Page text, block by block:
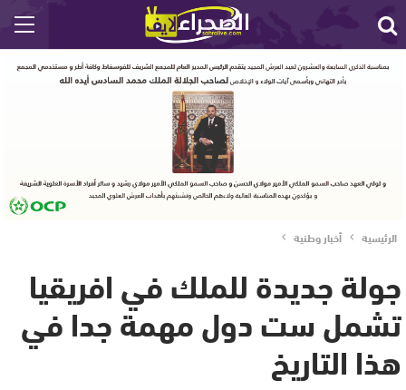
الرئيسية أخبار وطنية
جولة جديدة للملك في افريقيا
تشمل ست دول مهمة جدا في
هذا التاريخ